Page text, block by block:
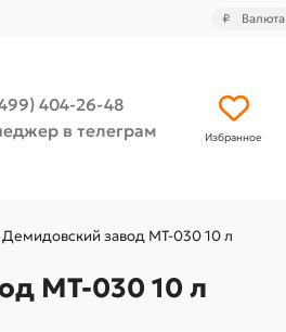
₽ Валюта
404-26-48
в телеграм
Избранное
завод МТ-030 10 л
МТ-030 10 л